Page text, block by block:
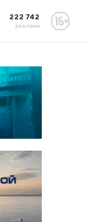
222 742
реклама